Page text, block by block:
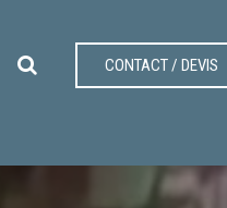
CONTACT / DEVIS